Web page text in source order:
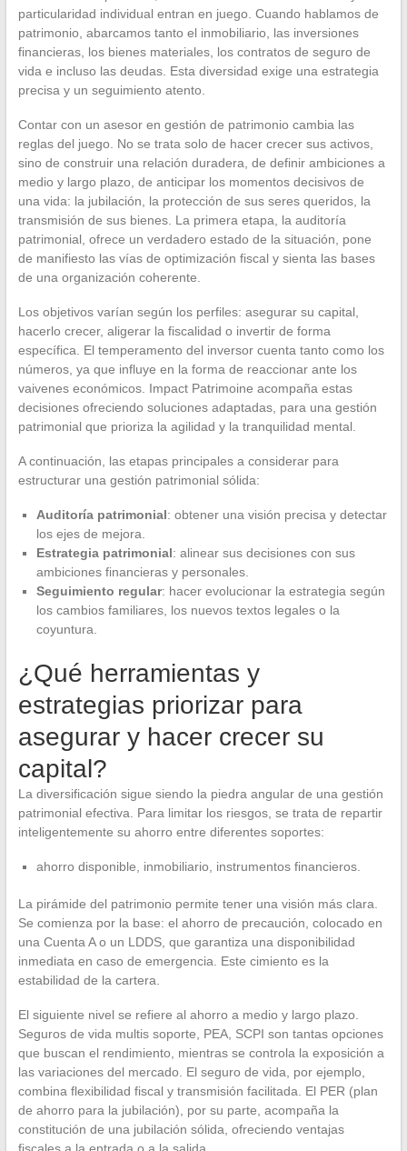
particularidad individual entran en juego. Cuando hablamos de
patrimonio, abarcamos tanto el inmobiliario, las inversiones
financieras, los bienes materiales, los contratos de seguro de
vida e incluso las deudas. Esta diversidad exige una estrategia
precisa y un seguimiento atento.
Contar con un asesor en gestión de patrimonio cambia las
reglas del juego. No se trata solo de hacer crecer sus activos,
sino de construir una relación duradera, de definir ambiciones a
medio y largo plazo, de anticipar los momentos decisivos de
una vida: la jubilación, la protección de sus seres queridos, la
transmisión de sus bienes. La primera etapa, la auditoría
patrimonial, ofrece un verdadero estado de la situación, pone
de manifiesto las vías de optimización fiscal y sienta las bases
de una organización coherente.
Los objetivos varían según los perfiles: asegurar su capital,
hacerlo crecer, aligerar la fiscalidad o invertir de forma
específica. El temperamento del inversor cuenta tanto como los
números, ya que influye en la forma de reaccionar ante los
vaivenes económicos. Impact Patrimoine acompaña estas
decisiones ofreciendo soluciones adaptadas, para una gestión
patrimonial que prioriza la agilidad y la tranquilidad mental.
A continuación, las etapas principales a considerar para
estructurar una gestión patrimonial sólida:
Auditoría patrimonial: obtener una visión precisa y detectar
los ejes de mejora.
Estrategia patrimonial: alinear sus decisiones con sus
ambiciones financieras y personales.
Seguimiento regular: hacer evolucionar la estrategia según
los cambios familiares, los nuevos textos legales o la
coyuntura.
¿Qué herramientas y
estrategias priorizar para
asegurar y hacer crecer su
capital?
La diversificación sigue siendo la piedra angular de una gestión
patrimonial efectiva. Para limitar los riesgos, se trata de repartir
inteligentemente su ahorro entre diferentes soportes:
ahorro disponible, inmobiliario, instrumentos financieros.
La pirámide del patrimonio permite tener una visión más clara.
Se comienza por la base: el ahorro de precaución, colocado en
una Cuenta A o un LDDS, que garantiza una disponibilidad
inmediata en caso de emergencia. Este cimiento es la
estabilidad de la cartera.
El siguiente nivel se refiere al ahorro a medio y largo plazo.
Seguros de vida multis soporte, PEA, SCPI son tantas opciones
que buscan el rendimiento, mientras se controla la exposición a
las variaciones del mercado. El seguro de vida, por ejemplo,
combina flexibilidad fiscal y transmisión facilitada. El PER (plan
de ahorro para la jubilación), por su parte, acompaña la
constitución de una jubilación sólida, ofreciendo ventajas